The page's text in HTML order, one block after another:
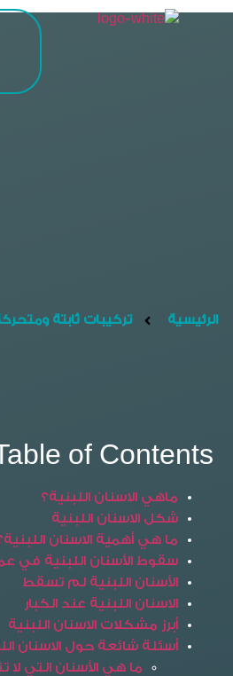
الرئيسية تركيبات ثابتة
of Contents
ماهي الاسنان اللبنية؟
شكل الاسنان اللبنية
ما هي أهمية الاسنان
سقوط الأسنان اللبنية
الأسنان اللبنية لم تسقط
الاسنان اللبنية عند الكبار
أبرز مشكلات الاسنان اللبنية
أسئلة شائعة حول الاسنان
ما هي الأسنان التي لا